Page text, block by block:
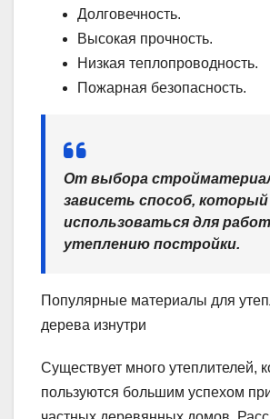
Долговечность.
Высокая прочность.
Низкая теплопроводность.
Пожарная безопасность.
От выбора
зависеть способ,
использоваться для
утеплению постройки.
Популярные материалы для
дерева изнутри
Существует много утеплителей,
пользуются большим успехом